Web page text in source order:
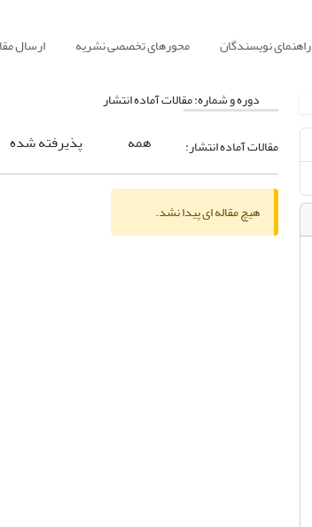
راهنمای نویسندگان محورهای تخصصی نشریه ارسال
دوره و شماره:مقالات آماده انتشار
مقالات آماده انتشار:
همه پذیرفته شده
هیچ مقاله ای پیدا نشد.